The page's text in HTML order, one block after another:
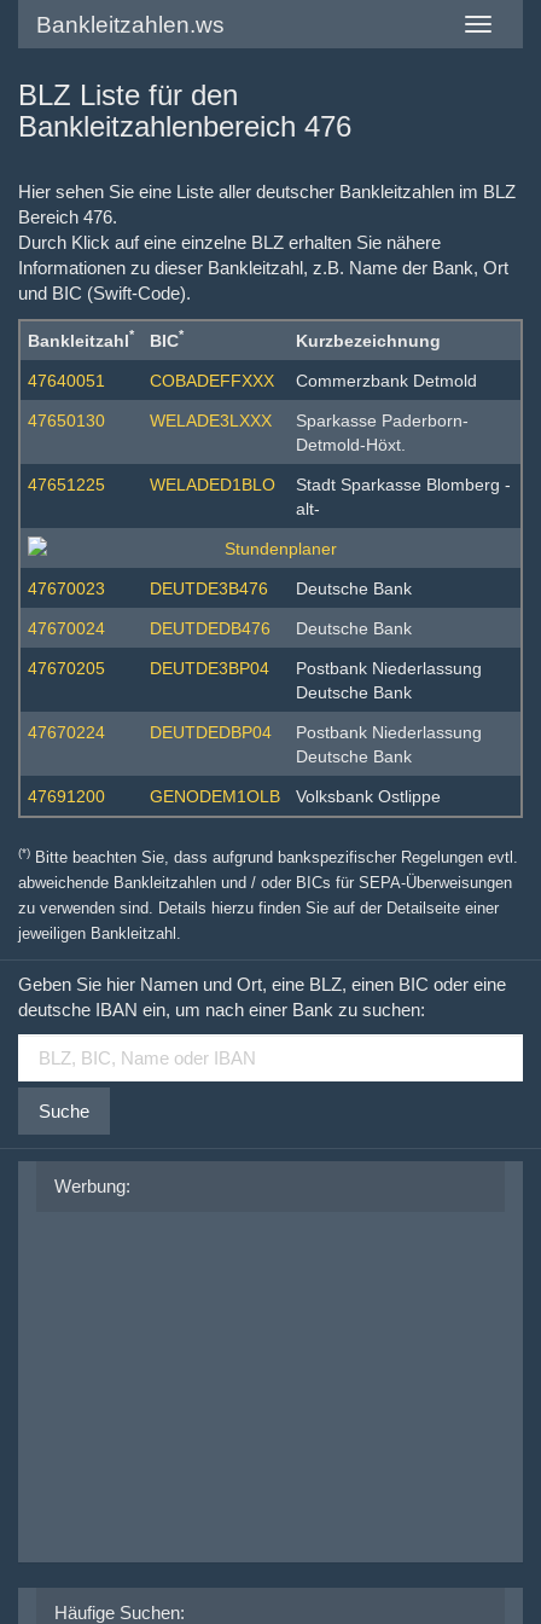
Toggle
Bankleitzahlen.ws
BLZ Liste für den
Bankleitzahlenbereich 476
Hier sehen Sie eine Liste aller deutscher Bankleitzahlen im BLZ
Bereich 476.
Durch Klick auf eine einzelne BLZ erhalten Sie nähere
Informationen zu dieser Bankleitzahl, z.B. Name der Bank, Ort
und BIC (Swift-Code).
Bankleitzahl* BIC* Kurzbezeichnung
47640051 COBADEFFXXX Commerzbank Detmold
47650130 WELADE3LXXX
Sparkasse Paderborn-
Detmold-Höxt.
47651225 WELADED1BLO
Stadt Sparkasse Blomberg -
alt-
47670023 DEUTDE3B476 Deutsche Bank
47670024 DEUTDEDB476 Deutsche Bank
47670205 DEUTDE3BP04
Postbank Niederlassung
Deutsche Bank
47670224 DEUTDEDBP04
Postbank Niederlassung
Deutsche Bank
47691200 GENODEM1OLB Volksbank Ostlippe
(*) Bitte beachten Sie, dass aufgrund bankspezifischer Regelungen evtl.
abweichende Bankleitzahlen und / oder BICs für SEPA-Überweisungen
zu verwenden sind. Details hierzu finden Sie auf der Detailseite einer
jeweiligen Bankleitzahl.
Geben Sie hier Namen und Ort, eine BLZ, einen BIC oder eine
deutsche IBAN ein, um nach einer Bank zu suchen:
Suche
Werbung:
Häufige Suchen: